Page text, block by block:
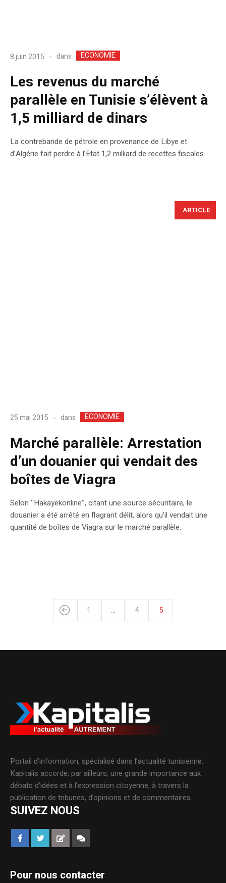
8 juin 2015 dans ECONOMIE
Les revenus du marché
parallèle en Tunisie s’élèvent à
1,5 milliard de dinars
La contrebande de pétrole en provenance de Libye et
d’Algérie fait perdre à l’Etat 1,2 milliard de recettes fiscales.
ARTICLE
25 mai 2015 dans ECONOMIE
Marché parallèle: Arrestation
d’un douanier qui vendait des
boîtes de Viagra
Selon ‘‘Hakayekonline’’, citant une source sécuritaire, le
douanier a été arrêté en flagrant délit, alors qu’il vendait une
quantité de boîtes de Viagra sur le marché parallèle.
1 … 4 5
Portail d’information, spécialisé dans l’actualité tunisienne.
Kapitalis accorde, par ailleurs, une grande importance aux
débats d’idées et à l’expression citoyenne, à travers la
publication de tribunes, d’opinions et de commentaires.
SUIVEZ NOUS
Pour nous contacter